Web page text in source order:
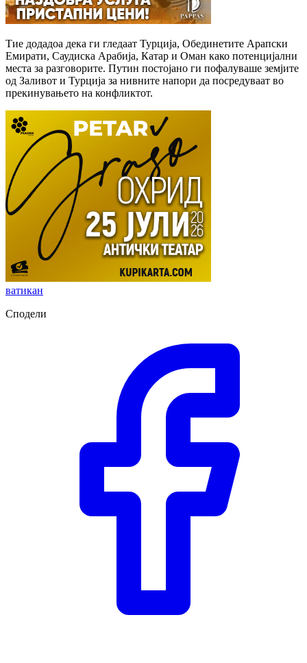
Тие додадоа дека ги гледаат Турција, Обединетите Арапски
Емирати, Саудиска Арабија, Катар и Оман како потенцијални
места за разговорите. Путин постојано ги пофалуваше земјите
од Заливот и Турција за нивните напори да посредуваат во
прекинувањето на конфликтот.
ватикан
Сподели